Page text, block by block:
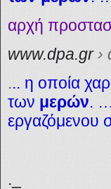
αρχή
www.dpa.gr›
... η οποία
των μερών.
εργαζόμενου
._